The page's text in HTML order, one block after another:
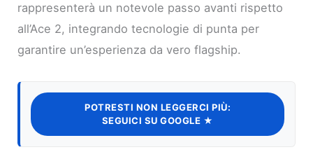
rappresenterà un notevole passo avanti rispetto
all’Ace 2, integrando tecnologie di punta per
garantire un’esperienza da vero flagship.
POTRESTI NON LEGGERCI PIÙ:
SEGUICI SU GOOGLE ★